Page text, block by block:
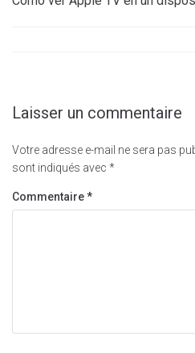
Laisser un commentaire
Votre adresse e-mail ne sera pas
sont indiqués avec *
Commentaire*